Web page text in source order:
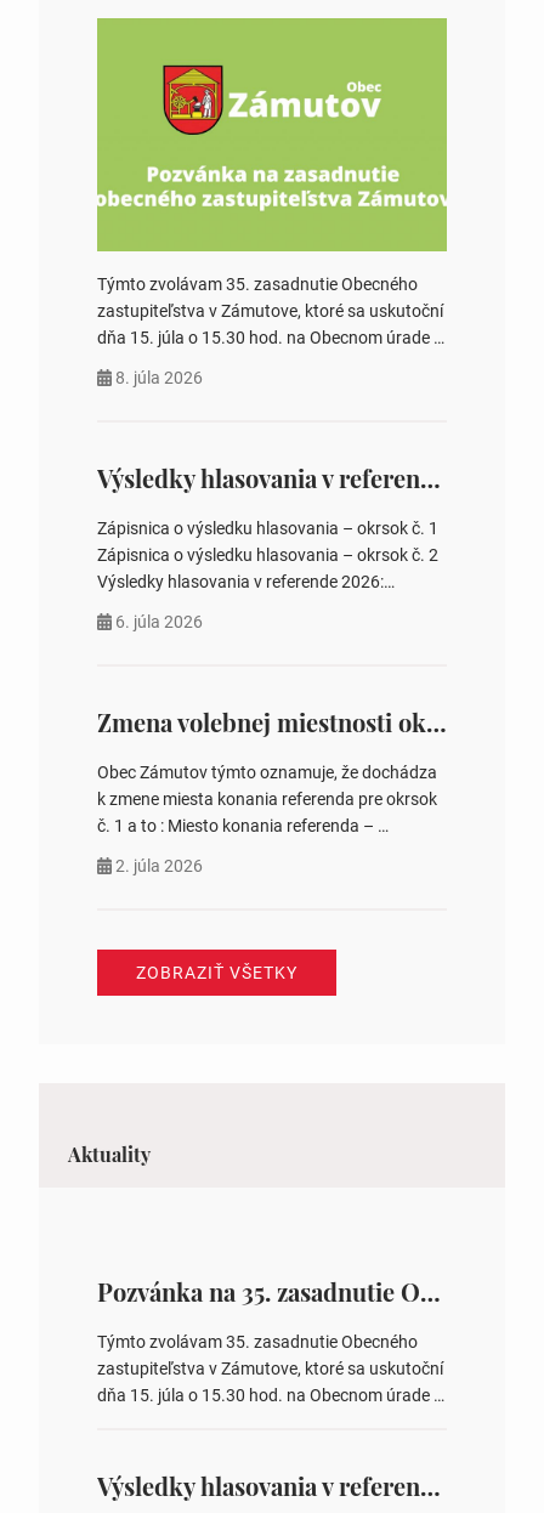
Týmto zvolávam 35. zasadnutie Obecného
zastupiteľstva v Zámutove, ktoré sa uskutoční
dňa 15. júla o 15.30 hod. na Obecnom úrade v
rokovania 2. Schválenie návrhovej komisie a
zastupiteľstiev, počtu poslancov obecných
zastupiteľstiev v nich 4. Schválenie odpredaja
obecného pozemku –…
8. júla 2026
Výsledky hlasovania v referende 2026
Zápisnica o výsledku hlasovania – okrsok č. 1
Zápisnica o výsledku hlasovania – okrsok č. 2
Výsledky hlasovania v referende 2026:
na hlasovaní https://www.volbysr.sk/…
6. júla 2026
Zmena volebnej miestnosti okrsok č. 1
Obec Zámutov týmto oznamuje, že dochádza
k zmene miesta konania referenda pre okrsok
č. 1 a to : Miesto konania referenda –
Tomášová starostka obce
2. júla 2026
ZOBRAZIŤ VŠETKY
Aktuality
Pozvánka na 35. zasadnutie OZ v Zámutove
Týmto zvolávam 35. zasadnutie Obecného
zastupiteľstva v Zámutove, ktoré sa uskutoční
dňa 15. júla o 15.30 hod. na Obecnom úrade v
overovateľov zápisnice 3. Určenie volebných
obvodov pre voľby poslancov obecných
Výsledky hlasovania v referende 2026